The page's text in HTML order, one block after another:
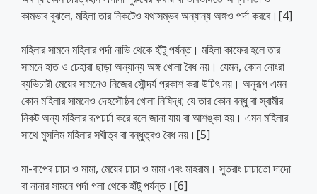
কামভাব বুঝলে, মহিলা তার নিকটেও যথাসম্ভব অন্যান্য অঙ্গও পর্দা করবে।[4]
মহিলার সামনে মহিলার পর্দা নাভি থেকে হাঁটু পর্যন্ত। মহিলা কাফের হলে তার
সামনে হাত ও চেহারা ছাড়া অন্যান্য অঙ্গ খোলা বৈধ নয়। যেমন, কোন নোংরা
ব্যভিচারী মেয়ের সামনেও নিজের সৌন্দর্য প্রকাশ করা উচিৎ নয়। অনুরূপ এমন
কোন মহিলার সামনেও দেহসৌষ্ঠব খোলা নিষিদ্ধ; যে তার কোন বন্ধু বা স্বামীর
নিকট অন্য মহিলার রূপচর্চা করে বলে জানা যায় বা আশঙ্কা হয়। এমন মহিলার
সাথে মুসলিম মহিলার সখীত্ব বা বন্ধুত্বও বৈধ নয়।[5]
মা-বাপের চাচা ও মামা, মেয়ের চাচা ও মামা এবং মাহরাম। সুতরাং চাচাতো দাদো
বা নানার সামনে পর্দা গলা থেকে হাঁটু পর্যন্ত।[6]